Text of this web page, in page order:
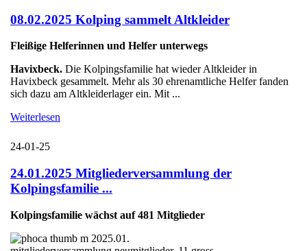
08.02.2025 Kolping sammelt Altkleider
Fleißige Helferinnen und Helfer unterwegs
Havixbeck. Die Kolpingsfamilie hat wieder Altkleider in
Havixbeck gesammelt. Mehr als 30 ehrenamtliche Helfer fanden
sich dazu am Altkleiderlager ein. Mit ...
Weiterlesen
24-01-25
24.01.2025 Mitgliederversammlung der
Kolpingsfamilie ...
Kolpingsfamilie wächst auf 481 Mitglieder